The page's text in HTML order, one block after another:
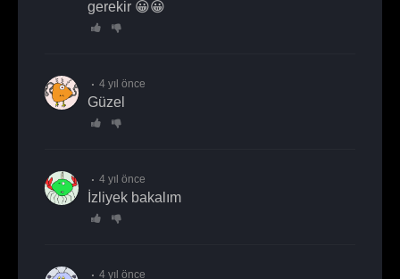
gerekir 😀😀
4 yıl önce
Güzel
4 yıl önce
izliyek bakalım
4 yıl önce